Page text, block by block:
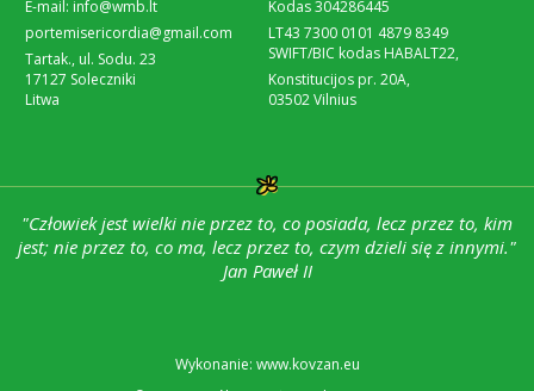
E-mail: info@wmb.lt
portemisericordia@gmail.com
Tartak., ul. Sodu. 23
17127 Soleczniki
Litwa
Kodas 304286445
LT43 7300 0101 4879 8349
SWIFT/BIC kodas HABALT22,
Konstitucijos pr. 20A,
03502 Vilnius
"Człowiek jest wielki nie przez to, co posiada, lecz przez to, kim
jest; nie przez to, co ma, lecz przez to, czym dzieli się z innymi."
Jan Paweł II
Wykonanie: www.kovzan.eu